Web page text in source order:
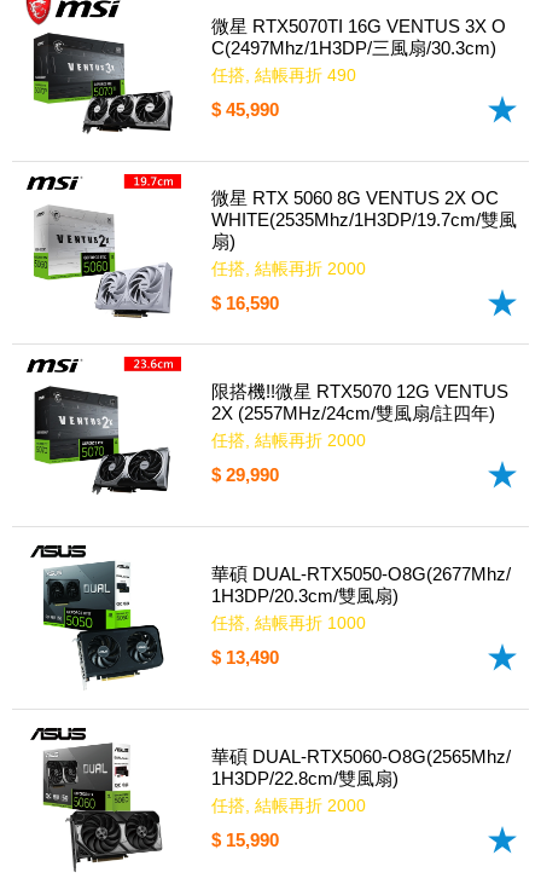
微星 RTX5070TI 16G VENTUS 3X O
C(2497Mhz/1H3DP/三風扇/30.3cm)
任搭, 結帳再折 490
$ 45,990
微星 RTX 5060 8G VENTUS 2X OC
WHITE(2535Mhz/1H3DP/19.7cm/雙風
扇)
任搭, 結帳再折 2000
$ 16,590
限搭機!!微星 RTX5070 12G VENTUS
2X (2557MHz/24cm/雙風扇/註四年)
任搭, 結帳再折 2000
$ 29,990
華碩 DUAL-RTX5050-O8G(2677Mhz/
1H3DP/20.3cm/雙風扇)
任搭, 結帳再折 1000
$ 13,490
華碩 DUAL-RTX5060-O8G(2565Mhz/
1H3DP/22.8cm/雙風扇)
任搭, 結帳再折 2000
$ 15,990